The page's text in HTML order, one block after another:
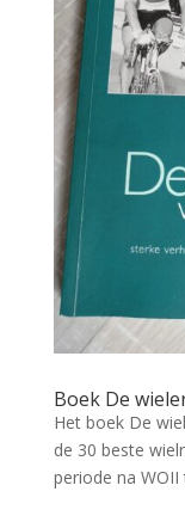
Boek De
Het boek De
de 30 beste
periode na